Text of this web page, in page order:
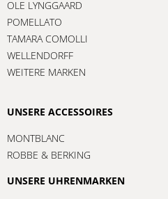
OLE LYNGGAARD
POMELLATO
TAMARA COMOLLI
WELLENDORFF
WEITERE MARKEN
UNSERE ACCESSOIRES
MONTBLANC
ROBBE & BERKING
UNSERE UHRENMARKEN